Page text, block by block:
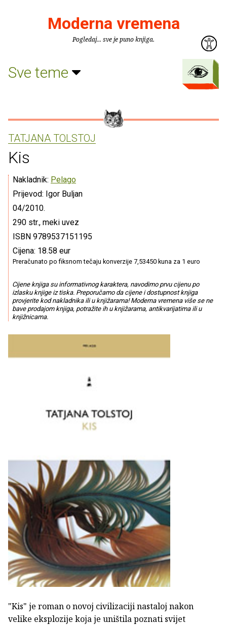
Moderna vremena
Pogledaj... sve je puno knjiga.
Sve teme
TATJANA TOLSTOJ
Kis
Nakladnik: Pelago
Prijevod: Igor Buljan
04/2010.
290 str., meki uvez
ISBN 9789537151195
Cijena: 18.58 eur
Preračunato po fiksnom tečaju konverzije 7,53450 kuna za 1 euro
Cijene knjiga su informativnog karaktera, navodimo prvu cijenu po
izlasku knjige iz tiska. Preporučamo da cijene i dostupnost knjiga
provjerite kod nakladnika ili u knjižarama! Moderna vremena više se ne
bave prodajom knjiga, potražite ih u knjižarama, antikvarijatima ili u
knjižnicama.
"Kis" je roman o novoj civilizaciji nastaloj nakon
velike eksplozije koja je uništila poznati svijet